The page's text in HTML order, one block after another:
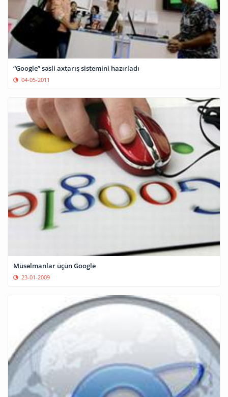
“Google” səsli axtarış sistemini hazırladı
04-05-2011
Müsəlmanlar üçün Google
23-01-2009